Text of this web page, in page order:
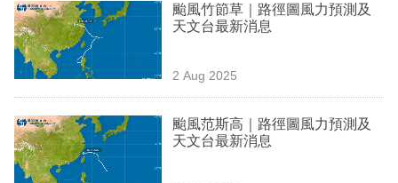
商
技
職
颱風竹節草｜路徑圖風力預測及
天文台最新消息
2 Aug 2025
颱風范斯高｜路徑圖風力預測及
天文台最新消息